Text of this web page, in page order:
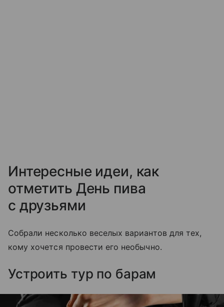
Интересные идеи, как
отметить День пива
с друзьями
Собрали несколько веселых вариантов для тех,
кому хочется провести его необычно.
Устроить тур по барам